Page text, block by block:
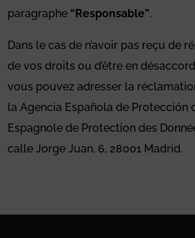
paragraphe “Responsable”.
Dans le cas de n’avoir pas reçu de
de vos droits ou d’être en
vous pouvez adresser la
la Agencia Española de Protección
Espagnole de Protection des
calle Jorge Juan, 6, 28001 Madrid.